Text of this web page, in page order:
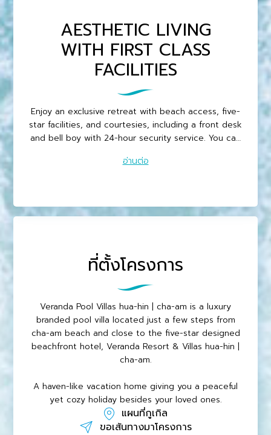
AESTHETIC LIVING
WITH FIRST CLASS
FACILITIES
Enjoy an exclusive retreat with beach access, five-
star facilities, and courtesies, including a front desk
and bell boy with 24-hour security service. You can
the common garden area. The undivided beach
อ่านต่อ
ที่ตั้งโครงการ
Veranda Pool Villas hua-hin | cha-am is a luxury
branded pool villa located just a few steps from
cha-am beach and close to the five-star designed
beachfront hotel, Veranda Resort & Villas hua-hin |
cha-am.
A haven-like vacation home giving you a peaceful
yet cozy holiday besides your loved ones.
แผนที่กูเกิล
ขอเส้นทางมาโครงการ